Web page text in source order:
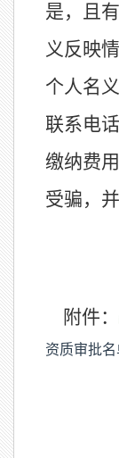
是，且
义反映
个人名
联系电话
缴纳费
受骗，
附件：
资质审批名